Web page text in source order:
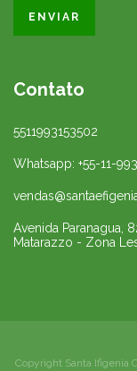
Contato
5511993153502
Whatsapp: +55-11-
Avenida Paranagua,
Matarazzo - Zona
Copyright Santa Ifigenia